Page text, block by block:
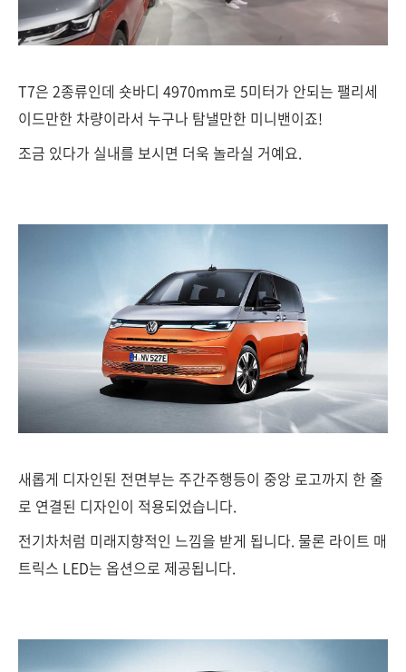
T7은 2종류인데 숏바디 4970mm로 5미터가 안되는 팰리세
이드만한 차량이라서 누구나 탐낼만한 미니밴이죠!
조금 있다가 실내를 보시면 더욱 놀라실 거예요.
새롭게 디자인된 전면부는 주간주행등이 중앙 로고까지 한 줄
로 연결된 디자인이 적용되었습니다.
전기차처럼 미래지향적인 느낌을 받게 됩니다. 물론 라이트 매
트릭스 LED는 옵션으로 제공됩니다.